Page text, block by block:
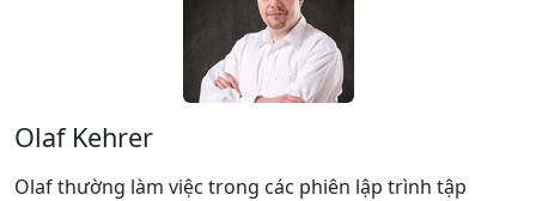
Olaf Kehrer
Olaf thường làm việc trong các phiên lập trình tập